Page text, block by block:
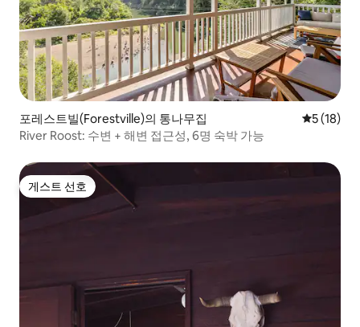
포레스트빌(Forestville)의 통나무집 평점 5점
5 (18)
River Roost: 수변 + 해변 접근성, 6명 숙박 가능
게스트 선호
게스트 선호